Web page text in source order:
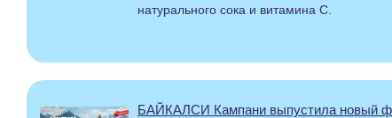
натурального сока и витамина С.
БАЙКАЛСИ Кампани выпустила новый